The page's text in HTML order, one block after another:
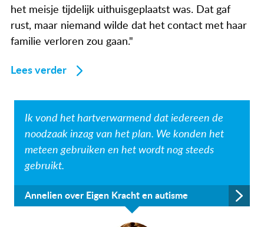
het meisje tijdelijk uithuisgeplaatst was. Dat gaf
rust, maar niemand wilde dat het contact met haar
familie verloren zou gaan."
Lees verder
Ik vond het hartverwarmend dat iedereen de
noodzaak inzag van het plan. We konden het
meteen gebruiken en het wordt nog steeds
gebruikt.
Annelien over Eigen Kracht en autisme